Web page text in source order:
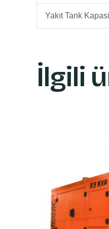
Yakıt Tank
İlgili